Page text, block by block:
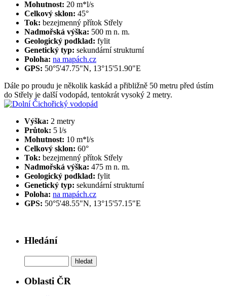
Mohutnost: 20 m*l/s
Celkový sklon: 45°
Tok: bezejmenný přítok Střely
Nadmořská výška: 500 m n. m.
Geologický podklad: fylit
Genetický typ: sekundární strukturní
Poloha: na mapách.cz
GPS: 50°5'47.75"N, 13°15'51.90"E
Dále po proudu je několik kaskád a přibližně 50 metru před ústím
do Střely je další vodopád, tentokrát vysoký 2 metry.
Výška: 2 metry
Průtok: 5 l/s
Mohutnost: 10 m*l/s
Celkový sklon: 60°
Tok: bezejmenný přítok Střely
Nadmořská výška: 475 m n. m.
Geologický podklad: fylit
Genetický typ: sekundární strukturní
Poloha: na mapách.cz
GPS: 50°5'48.55"N, 13°15'57.15"E
Hledání
Oblasti ČR